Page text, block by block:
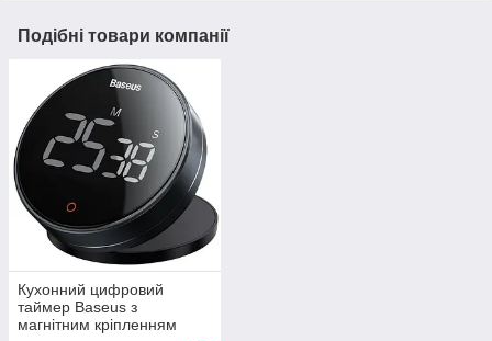
Подібні товари компанії
Кухонний цифровий
таймер Baseus з
магнітним кріпленням